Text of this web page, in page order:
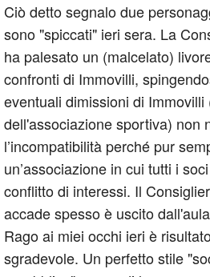
Ciò detto segnalo due
sono "spiccati" ieri sera. La
ha palesato un (malcelato)
confronti di Immovilli,
eventuali dimissioni di
dell'associazione sportiva) non
l’incompatibilità perché pur
un’associazione in cui tutti i
conflitto di interessi. Il
accade spesso è uscito
Rago ai miei occhi ieri è
sgradevole. Un perfetto stile